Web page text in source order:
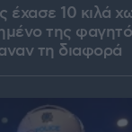
έχασε 10 κιλά
της
τη διαφορά